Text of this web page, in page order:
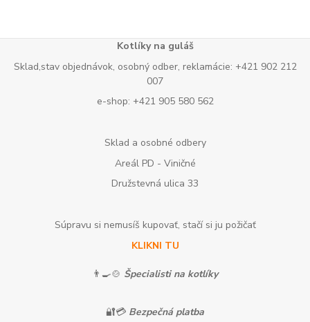
Kotlíky na guláš
Sklad,stav objednávok, osobný odber, reklamácie: +421 902 212
007
e-shop: +421 905 580 562
Sklad a osobné odbery
Areál PD - Viničné
Družstevná ulica 33
Súpravu si nemusíš kupovať, stačí si ju požičať
KLIKNI TU
👨‍🍳🍲 Špecialisti na kotlíky
🔐💳 Bezpečná platba